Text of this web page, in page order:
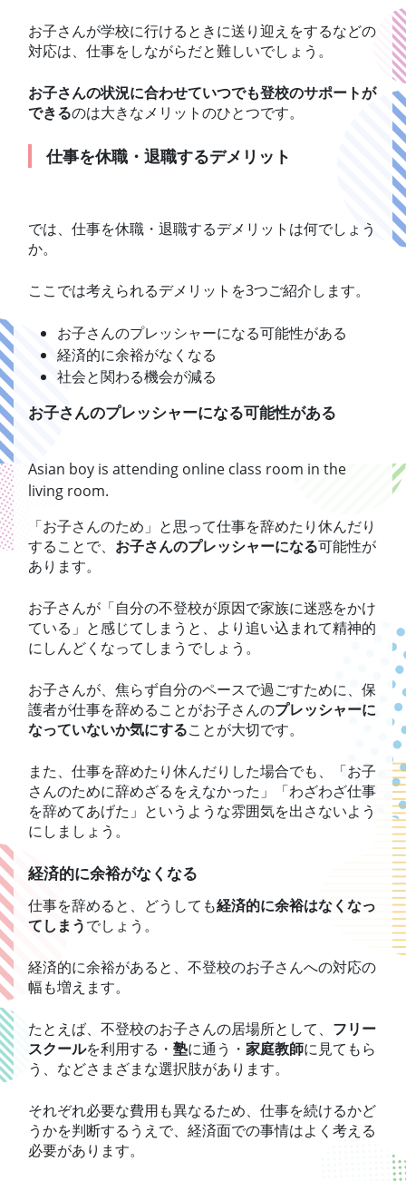
お子さんが学校に行けるときに送り迎えをするなどの
対応は、仕事をしながらだと難しいでしょう。
お子さんの状況に合わせていつでも登校のサポートが
できるのは大きなメリットのひとつです。
仕事を休職・退職するデメリット
では、仕事を休職・退職するデメリットは何でしょう
か。
ここでは考えられるデメリットを3つご紹介します。
お子さんのプレッシャーになる可能性がある
経済的に余裕がなくなる
社会と関わる機会が減る
お子さんのプレッシャーになる可能性がある
Asian boy is attending online class room in the
living room.
「お子さんのため」と思って仕事を辞めたり休んだり
することで、 お子さんのプレッシャーになる可能性が
あります。
お子さんが「自分の不登校が原因で家族に迷惑をかけ
ている」と感じてしまうと、より追い込まれて精神的
にしんどくなってしまうでしょう。
お子さんが、焦らず自分のペースで過ごすために、保
護者が仕事を辞めることがお子さんのプレッシャーに
なっていないか気にすることが大切です。
また、仕事を辞めたり休んだりした場合でも、「お子
さんのために辞めざるをえなかった」「わざわざ仕事
を辞めてあげた」というような雰囲気を出さないよう
にしましょう。
経済的に余裕がなくなる
仕事を辞めると、どうしても経済的に余裕はなくなっ
てしまうでしょう。
経済的に余裕があると、不登校のお子さんへの対応の
幅も増えます。
たとえば、不登校のお子さんの居場所として、 フリー
スクールを利用する・ 塾に通う・ 家庭教師に見てもら
う、などさまざまな選択肢があります。
それぞれ必要な費用も異なるため、仕事を続けるかど
うかを判断するうえで、経済面での事情はよく考える
必要があります。